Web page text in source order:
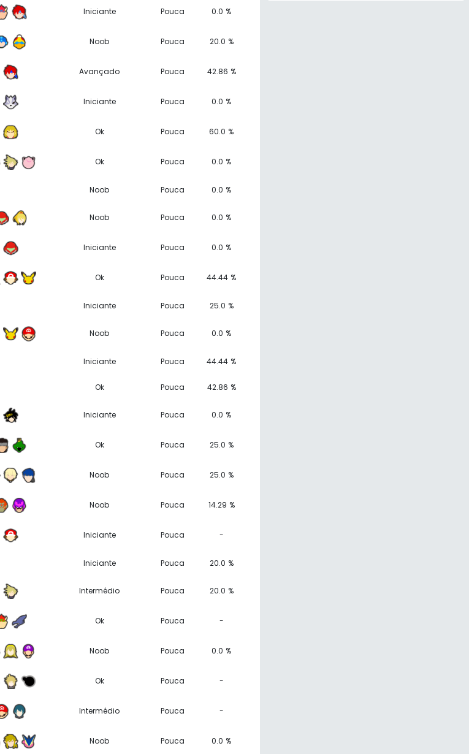
Iniciante Pouca 0.0 %
Noob Pouca 20.0 %
Avançado Pouca 42.86 %
Iniciante Pouca 0.0 %
Ok Pouca 60.0 %
Ok Pouca 0.0 %
Noob Pouca 0.0 %
Noob Pouca 0.0 %
Iniciante Pouca 0.0 %
Ok Pouca 44.44 %
Iniciante Pouca 25.0 %
Noob Pouca 0.0 %
Iniciante Pouca 44.44 %
Ok Pouca 42.86 %
Iniciante Pouca 0.0 %
Ok Pouca 25.0 %
Noob Pouca 25.0 %
Noob Pouca 14.29 %
Iniciante Pouca -
Iniciante Pouca 20.0 %
Intermédio Pouca 20.0 %
Ok Pouca -
Noob Pouca 0.0 %
Ok Pouca -
Intermédio Pouca -
Noob Pouca 0.0 %